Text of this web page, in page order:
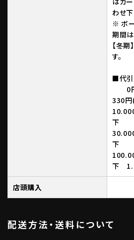
わせ下
※ ボ
期間は
【冬
す。
■代引
0
330
下
下
下
店頭購入
配送方法・送料について